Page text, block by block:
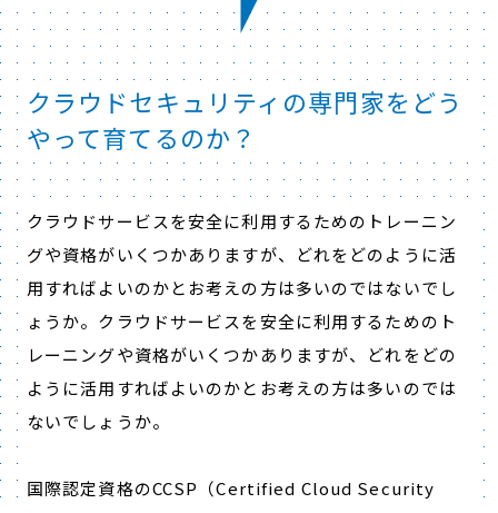
クラウドセキュリティの専門家をどう
やって育てるのか？
クラウドサービスを安全に利用するためのトレーニン
グや資格がいくつかありますが、どれをどのように活
用すればよいのかとお考えの方は多いのではないでし
ょうか。クラウドサービスを安全に利用するためのト
レーニングや資格がいくつかありますが、どれをどの
ように活用すればよいのかとお考えの方は多いのでは
ないでしょうか。
国際認定資格のCCSP（Certified Cloud Security